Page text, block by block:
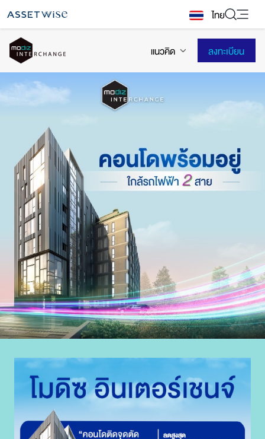
Skip
content
ไทย
แนวคิด ลงทะเบียน